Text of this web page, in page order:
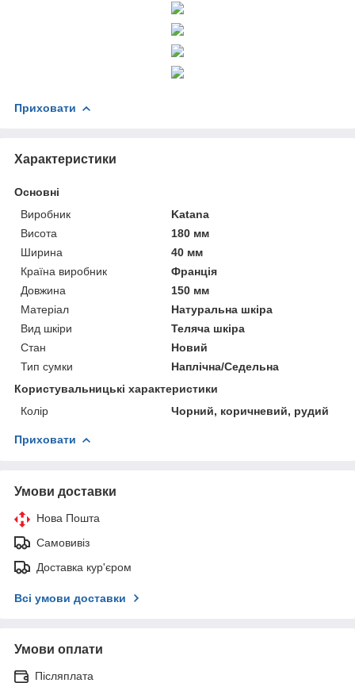
Приховати
Характеристики
Основні
Виробник
Katana
Висота
180 мм
Ширина
40 мм
Країна виробник
Франція
Довжина
150 мм
Матеріал
Натуральна шкіра
Вид шкіри
Теляча шкіра
Стан
Новий
Тип сумки
Наплічна/Седельна
Користувальницькі характеристики
Колір
Чорний, коричневий, рудий
Приховати
Умови доставки
Нова Пошта
Самовивіз
Доставка кур'єром
Всі умови доставки
Умови оплати
Післяплата